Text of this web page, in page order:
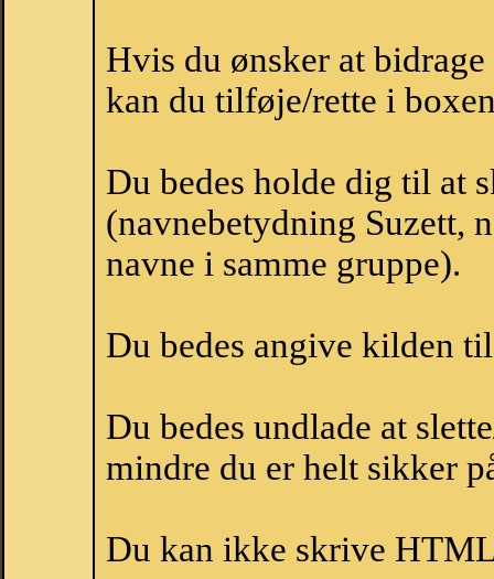
Hvis du ønsker at
kan du tilføje/rette i
Du bedes holde dig til at
(navnebetydning Suzett,
navne i samme gruppe).
Du bedes angive kilden
Du bedes undlade at
mindre du er helt sikker
Du kan ikke skrive